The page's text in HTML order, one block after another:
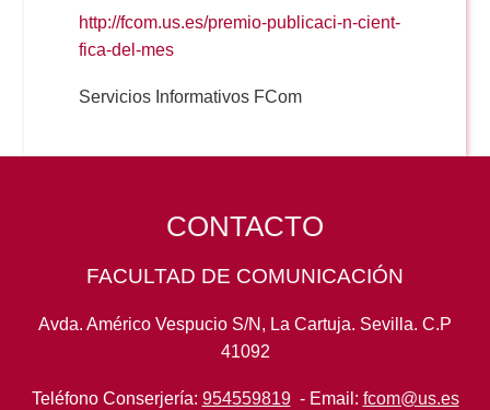
http://fcom.us.es/premio-publicaci-n-cient-
fica-del-mes
Servicios Informativos FCom
CONTACTO
FACULTAD DE COMUNICACIÓN
Avda. Américo Vespucio S/N, La Cartuja. Sevilla. C.P
41092
Teléfono Conserjería: 954559819- Email: fcom@us.es